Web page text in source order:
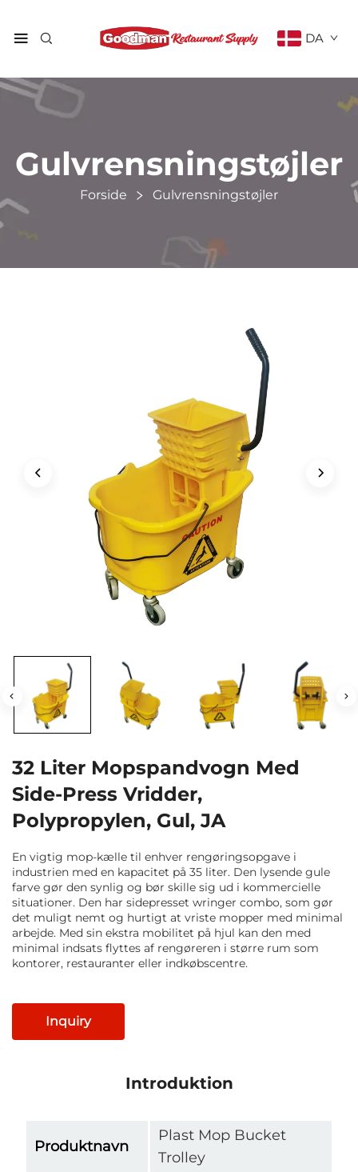
DA
Gulvrensningstøjler
Forside Gulvrensningstøjler
32 Liter Mopspandvogn Med
Side-Press Vridder,
Polypropylen, Gul, JA
En vigtig mop-kælle til enhver rengøringsopgave i
industrien med en kapacitet på 35 liter. Den lysende gule
farve gør den synlig og bør skille sig ud i kommercielle
situationer. Den har sidepresset wringer combo, som gør
det muligt nemt og hurtigt at vriste mopper med minimal
arbejde. Med sin ekstra mobilitet på hjul kan den med
minimal indsats flyttes af rengøreren i større rum som
kontorer, restauranter eller indkøbscentre.
Inquiry
Introduktion
Produktnavn
Plast Mop Bucket
Trolley